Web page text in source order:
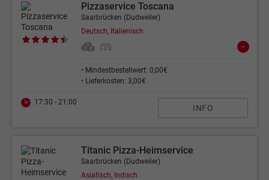
Pizzaservice Toscana
Saarbrücken (Dudweiler)
Deutsch, Italienisch
• Mindestbestellwert: 0,00€
• Lieferkosten: 3,00€
17:30 - 21:00
INFO
Titanic Pizza-Heimservice
Saarbrücken (Dudweiler)
Asiatisch, Indisch